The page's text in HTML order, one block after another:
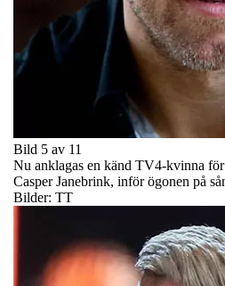
Bild 5 av 11
Nu anklagas en känd TV4-kvinna
Casper Janebrink, inför ögonen på
Bilder: TT